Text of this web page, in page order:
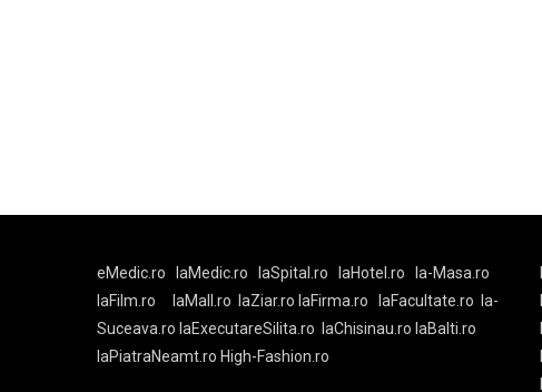
eMedic.ro laMedic.ro laSpital.ro laHotel.ro
la-Masa.ro
laFilm.ro
laMall.ro laZiar.ro laFirma.ro laFacultate.ro
la-
Suceava.ro laExecutareSilita.ro laChisinau.ro laBalti.ro
laPiatraNeamt.ro High-Fashion.ro